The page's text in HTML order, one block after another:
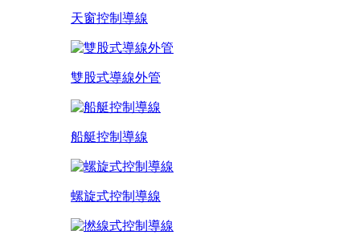
天窗控制導線
雙股式導線外管
船艇控制導線
螺旋式控制導線